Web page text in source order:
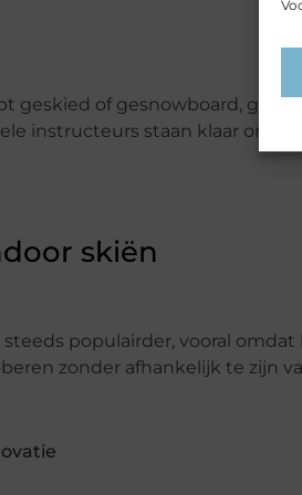
geskied of gesnowboard,
instructeurs staan klaar om
skiën
populairder, vooral
zonder afhankelijk te zijn